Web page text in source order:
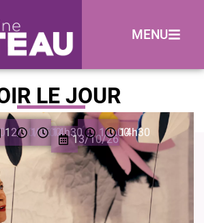
MENU
LE JOUR
12/10/26
10h0014h30
13/10/26
10h0014h30